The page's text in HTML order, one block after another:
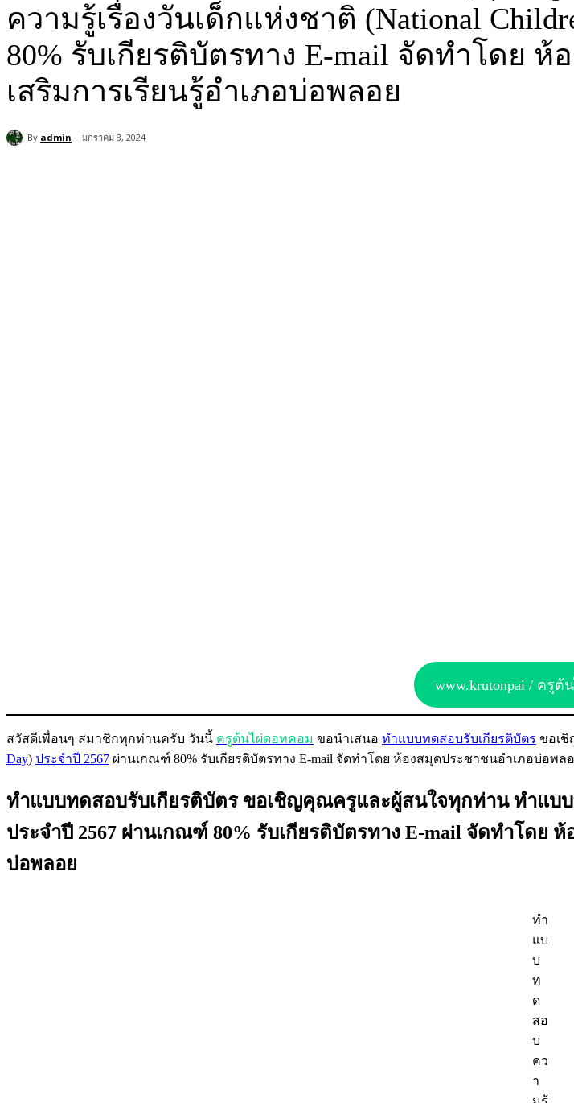
ความรู้เรื่องวันเด็กแห่งชาติ (National
80% รับเกียรติบัตรทาง E-mail จัดทำโดย
เสริมการเรียนรู้อำเภอบ่อพลอย
By admin มกราคม 8, 2024
www.krutonpai / ครู
สวัสดีเพื่อนๆ สมาชิกทุกท่านครับ วันนี้ ครูต้นไผ่ดอทคอม ขอนำเสนอ ทำแบบทดสอบรับเกียรติบัตร ขอเชิ
Day) ประจำปี 2567 ผ่านเกณฑ์ 80% รับเกียรติบัตรทาง E-mail จัดทำโดย ห้องสมุดประชาชนอำเภอบ่อพล
ทำแบบทดสอบรับเกียรติบัตร ขอเชิญคุณครูและผู้สนใจทุกท่าน ทำแบบ
ประจำปี 2567 ผ่านเกณฑ์ 80% รับเกียรติบัตรทาง E-mail จัดทำโดย
บ่อพลอย
ทำ
แบ
บ
ท
ด
สอ
บ
คว
า